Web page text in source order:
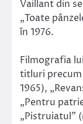
Vaillant din
„Toate
în 1976.
Filmografia
titluri precum
1965),
„Pentru
„Pistruiatul”